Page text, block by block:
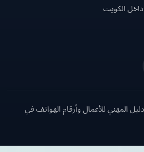
المهني للأعمال وأرقام الهواتف في